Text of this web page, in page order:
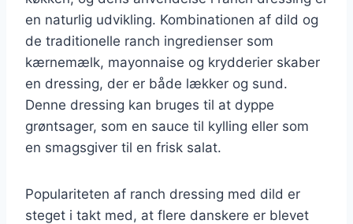
en naturlig udvikling. Kombinationen af dild og
de traditionelle ranch ingredienser som
kærnemælk, mayonnaise og krydderier skaber
en dressing, der er både lækker og sund.
Denne dressing kan bruges til at dyppe
grøntsager, som en sauce til kylling eller som
en smagsgiver til en frisk salat.
Populariteten af ranch dressing med dild er
steget i takt med, at flere danskere er blevet